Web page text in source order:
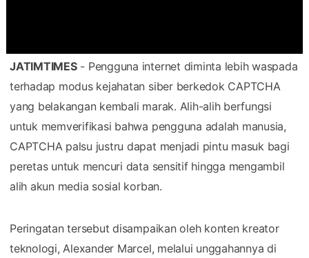
JATIMTIMES- Pengguna internet diminta lebih waspada
terhadap modus kejahatan siber berkedok CAPTCHA
yang belakangan kembali marak. Alih-alih berfungsi
untuk memverifikasi bahwa pengguna adalah manusia,
CAPTCHA palsu justru dapat menjadi pintu masuk bagi
peretas untuk mencuri data sensitif hingga mengambil
alih akun media sosial korban.
Peringatan tersebut disampaikan oleh konten kreator
teknologi, Alexander Marcel, melalui unggahannya di